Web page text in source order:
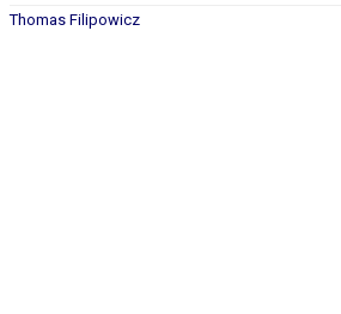
Thomas Filipowicz